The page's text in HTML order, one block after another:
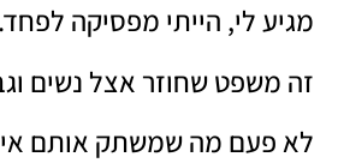
מגיע לי, הייתי מפסיקה
זה משפט שחוזר אצל נשים
לא פעם מה שמשתק אותם